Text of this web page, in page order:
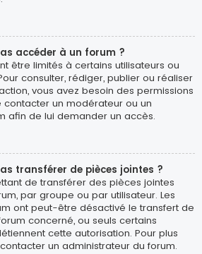
accéder à un forum ?
être limités à certains utilisateurs ou
consulter, rédiger, publier ou réaliser
vous avez besoin des permissions
contacter un modérateur ou un
afin de lui demander un accès.
transférer de pièces jointes ?
de transférer des pièces jointes
par groupe ou par utilisateur. Les
ont peut-être désactivé le transfert de
concerné, ou seuls certains
cette autorisation. Pour plus
un administrateur du forum.